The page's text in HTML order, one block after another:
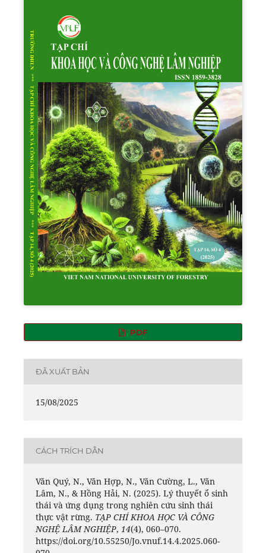
PDF
ĐÃ XUẤT BẢN
15/08/2025
CÁCH TRÍCH DẪN
Văn Quý, N., Văn Hợp, N., Văn Cường, L., Văn
Lâm, N., & Hồng Hải, N. (2025). Lý thuyết ổ sinh
thái và ứng dụng trong nghiên cứu sinh thái
thực vật rừng. TẠP CHÍ KHOA HỌC VÀ CÔNG
NGHỆ LÂM NGHIỆP, 14(4), 060–070.
https://doi.org/10.55250/Jo.vnuf.14.4.2025.060-